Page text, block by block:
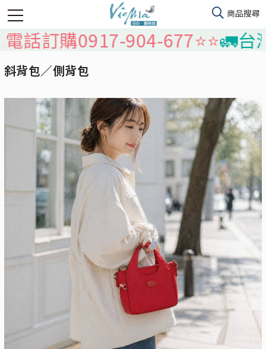
話訂購0917-904-677⭐️⭐️🚛台灣
斜背包／側背包